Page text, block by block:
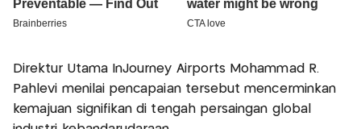
Direktur Utama InJourney Airports Mohammad R.
Pahlevi menilai pencapaian tersebut mencerminkan
kemajuan signifikan di tengah persaingan global